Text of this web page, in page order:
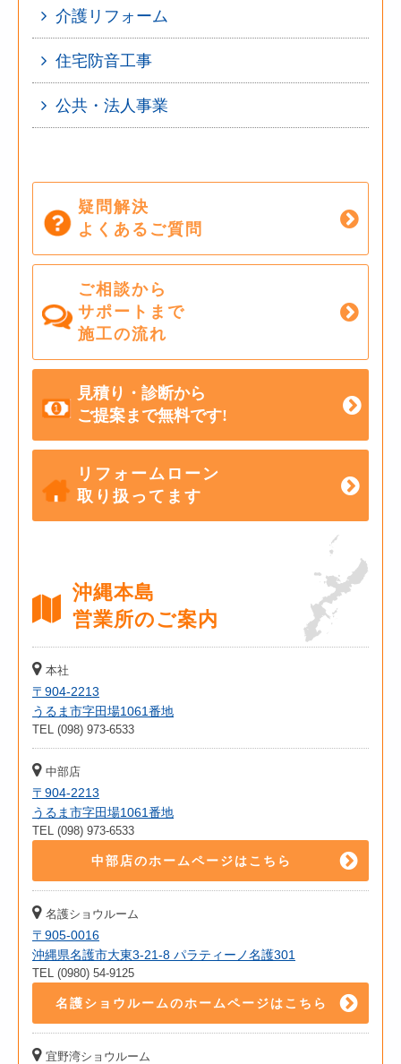
介護リフォーム
住宅防音工事
公共・法人事業
疑問解決
よくあるご質問
ご相談から
サポートまで
施工の流れ
見積り・診断から
ご提案まで無料です!
リフォームローン
取り扱ってます
沖縄本島
営業所のご案内
本社
〒904-2213
うるま市字田場1061番地
TEL (098) 973-6533
中部店
〒904-2213
うるま市字田場1061番地
TEL (098) 973-6533
中部店のホームページはこちら
名護ショウルーム
〒905-0016
沖縄県名護市大東3-21-8 パラティーノ名護301
TEL (0980) 54-9125
名護ショウルームのホームページはこちら
宜野湾ショウルーム